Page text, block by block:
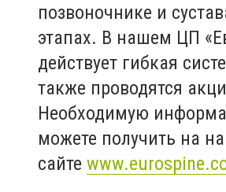
позвоночнике и
этапах. В нашем ЦП
действует гибкая
также проводятся
Необходимую
можете получить на
сайте